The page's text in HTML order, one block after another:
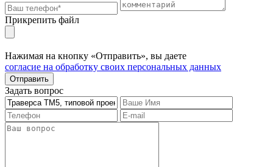
Прикрепить файл
Нажимая на кнопку «Отправить», вы даете
согласие на обработку своих персональных данных
Отправить
Задать вопрос